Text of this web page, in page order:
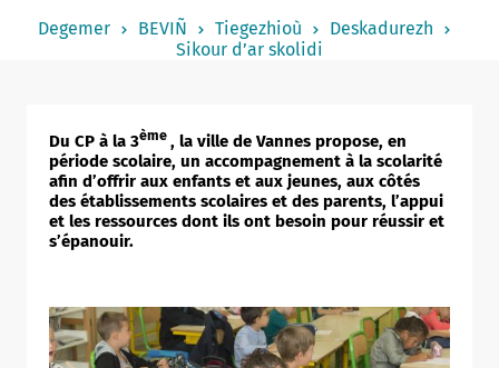
Un commerce
Degemer BEVIÑ Tiegezhioù
Deskadurezh
Sikour d’ar skolidi
Du CP à la 3ème , la ville de Vannes propose, en
période scolaire, un accompagnement à la scolarité
afin d’offrir aux enfants et aux jeunes, aux côtés
des établissements scolaires et des parents, l’appui
et les ressources dont ils ont besoin pour réussir et
s’épanouir.